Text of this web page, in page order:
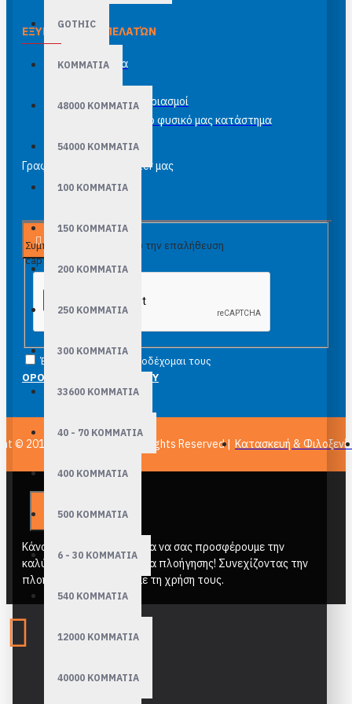
GOTHIC
ΚΟΜΜΑΤΙΑ
48000 ΚΟΜΜΑΤΙΑ
54000 ΚΟΜΜΑΤΙΑ
100 ΚΟΜΜΑΤΙΑ
150 ΚΟΜΜΑΤΙΑ
200 ΚΟΜΜΑΤΙΑ
250 ΚΟΜΜΑΤΙΑ
300 ΚΟΜΜΑΤΙΑ
33600 ΚΟΜΜΑΤΙΑ
40 - 70 ΚΟΜΜΑΤΙΑ
400 ΚΟΜΜΑΤΙΑ
500 ΚΟΜΜΑΤΙΑ
6 - 30 ΚΟΜΜΑΤΙΑ
540 ΚΟΜΜΑΤΙΑ
12000 ΚΟΜΜΑΤΙΑ
40000 ΚΟΜΜΑΤΙΑ
ΕΞΥΠΗΡΈΤΗΣΗ ΠΕΛΑΤΏΝ
Επικοινωνία
Τραπεζικοί λογαριασμοί
Κορνιζάρισμα στο φυσικό μας κατάστημα
Γραφτείτε στο newsletter μας
Συμπλήρωσε παρακάτω την επαλήθευση
captcha
Έχω διαβάσει και αποδέχομαι τους
ΟΡΟΙ ΧΡΗΣΗΣ ΙΣΤΟΤΟΠΟΥ
© 2011- 2026, epuzzle, All Rights Reserved | Κατασκευή &
Κάνουμε χρήση cookies για να σας προσφέρουμε την
καλύτερη δυνατή εμπειρία πλοήγησης! Συνεχίζοντας την
πλοήγηση συμφωνείτε με τη χρήση τους.